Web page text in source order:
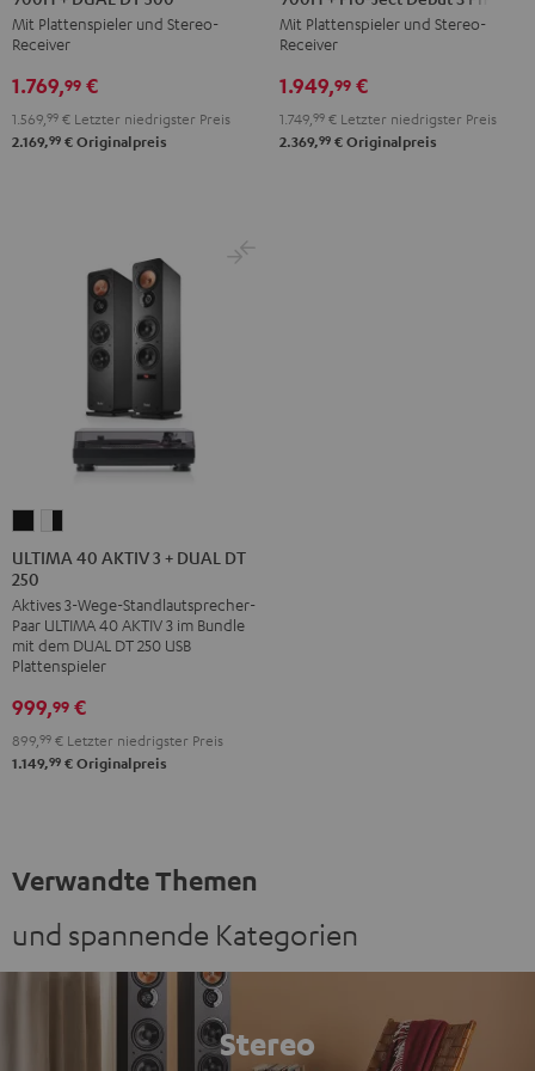
DENON
DRA-
900H
+
DUAL
Mit Plattenspieler und Stereo-
Receiver
1.769,99 €
1.569, 99 € Letzter niedrigster Preis
2.169,99 € Originalpreis
DENON
DRA-
900H
+
Pro-
Mit Plattenspieler und Stereo-
Receiver
1.949,99 €
1.749, 99 € Letzter niedrigster Preis
2.369,99 € Originalpreis
40
AKTIV
3
+
DUAL
250
Schwarz
40
3
+
DUAL
Weiß
ULTIMA 40 AKTIV 3 + DUAL DT
250
Aktives 3-Wege-Standlautsprecher-
Paar ULTIMA 40 AKTIV 3 im Bundle
mit dem DUAL DT 250 USB
Plattenspieler
999,99 €
899, 99 € Letzter niedrigster Preis
1.149,99 € Originalpreis
Verwandte Themen
und spannende Kategorien
Stereo